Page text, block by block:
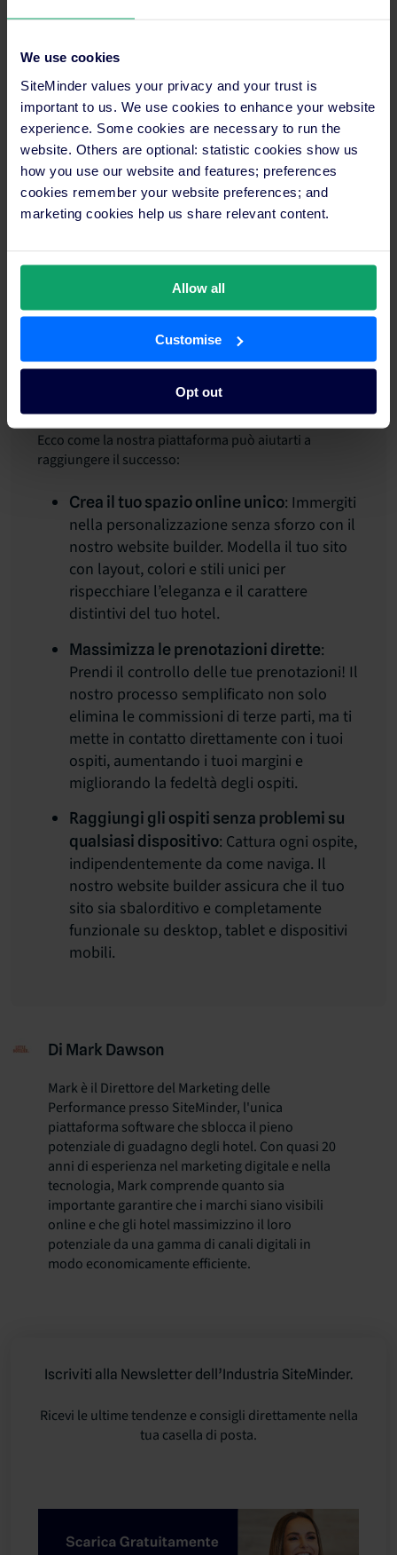
We use cookies
SiteMinder values your privacy and your trust is
important to us. We use cookies to enhance your website
experience. Some cookies are necessary to run the
website. Others are optional: statistic cookies show us
how you use our website and features; preferences
cookies remember your website preferences; and
marketing cookies help us share relevant content.
Allow all
Customise
Opt out
materiali eco-compatibili, puntando a ridurre al minimo
Ciò potrebbe includere l’uso di fonti di energia rinnovabili, tetti
presentano materiali naturali come legno e pietra di recupero e
l’architettura è progettata per sfruttare il riscaldamento, il
raffreddamento e l’illuminazione naturali per ridurre il
consumo di energia.
Presenta magnificamente il design
Sblocca il pieno potenziale della visibilità online del
tuo hotel con il website builder di SiteMinder. Crea
una presenza online avvincente e distintiva che non
Ecco come la nostra piattaforma può aiutarti a
raggiungere il successo:
Crea il tuo spazio online unico: Immergiti
nella personalizzazione senza sforzo con il
nostro website builder. Modella il tuo sito
con layout, colori e stili unici per
rispecchiare l’eleganza e il carattere
distintivi del tuo hotel.
Massimizza le prenotazioni dirette:
Prendi il controllo delle tue prenotazioni! Il
nostro processo semplificato non solo
elimina le commissioni di terze parti, ma ti
mette in contatto direttamente con i tuoi
ospiti, aumentando i tuoi margini e
migliorando la fedeltà degli ospiti.
Raggiungi gli ospiti senza problemi su
qualsiasi dispositivo: Cattura ogni ospite,
indipendentemente da come naviga. Il
nostro website builder assicura che il tuo
sito sia sbalorditivo e completamente
funzionale su desktop, tablet e dispositivi
mobili.
Di Mark Dawson
Mark è il Direttore del Marketing delle
Performance presso SiteMinder, l'unica
piattaforma software che sblocca il pieno
potenziale di guadagno degli hotel. Con quasi 20
anni di esperienza nel marketing digitale e nella
tecnologia, Mark comprende quanto sia
importante garantire che i marchi siano visibili
online e che gli hotel massimizzino il loro
potenziale da una gamma di canali digitali in
modo economicamente efficiente.
Iscriviti alla Newsletter dell’Industria SiteMinder.
Ricevi le ultime tendenze e consigli direttamente nella
tua casella di posta.